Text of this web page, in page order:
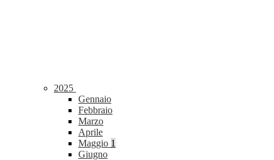
2025
Gennaio
Febbraio
Marzo
Aprile
Maggio 1
Giugno